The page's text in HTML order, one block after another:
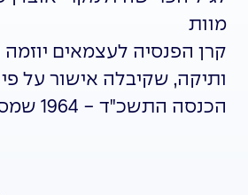
מוות
קרן הפנסיה לעצמאים יוזמה
ותיקה, שקיבלה אישור על
הכנסה התשכ"ד - 1964 שמספרו 414